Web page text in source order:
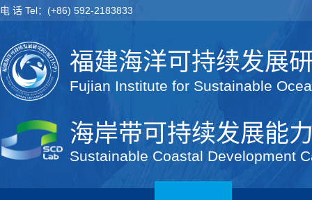
电 话 Tel：(+86) 592-2183833
福建海洋可持续发展
Fujian Institute for Sustainable
海岸带可持续发展能
Sustainable Coastal Development